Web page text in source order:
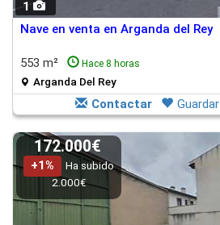
1
Nave en venta en Arganda del Rey
553 m² Hace 8 horas
Arganda Del Rey
Contactar Guardar
172.000€
+1%
Ha subido
2.000€